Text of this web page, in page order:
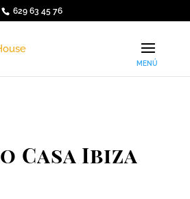
629 63 45 76
Casa Ibiza